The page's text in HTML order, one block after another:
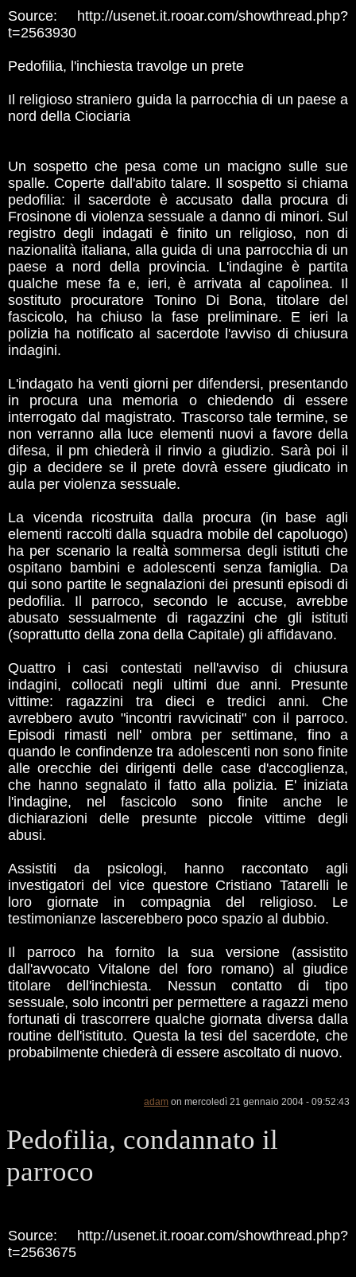
Source: http://usenet.it.rooar.com/showthread.php?
t=2563930
Pedofilia, l'inchiesta travolge un prete
Il religioso straniero guida la parrocchia di un paese a
nord della Ciociaria
Un sospetto che pesa come un macigno sulle sue
spalle. Coperte dall'abito talare. Il sospetto si chiama
pedofilia: il sacerdote è accusato dalla procura di
Frosinone di violenza sessuale a danno di minori. Sul
registro degli indagati è finito un religioso, non di
nazionalità italiana, alla guida di una parrocchia di un
paese a nord della provincia. L'indagine è partita
qualche mese fa e, ieri, è arrivata al capolinea. Il
sostituto procuratore Tonino Di Bona, titolare del
fascicolo, ha chiuso la fase preliminare. E ieri la
polizia ha notificato al sacerdote l'avviso di chiusura
indagini.
L'indagato ha venti giorni per difendersi, presentando
in procura una memoria o chiedendo di essere
interrogato dal magistrato. Trascorso tale termine, se
non verranno alla luce elementi nuovi a favore della
difesa, il pm chiederà il rinvio a giudizio. Sarà poi il
gip a decidere se il prete dovrà essere giudicato in
aula per violenza sessuale.
La vicenda ricostruita dalla procura (in base agli
elementi raccolti dalla squadra mobile del capoluogo)
ha per scenario la realtà sommersa degli istituti che
ospitano bambini e adolescenti senza famiglia. Da
qui sono partite le segnalazioni dei presunti episodi di
pedofilia. Il parroco, secondo le accuse, avrebbe
abusato sessualmente di ragazzini che gli istituti
(soprattutto della zona della Capitale) gli affidavano.
Quattro i casi contestati nell'avviso di chiusura
indagini, collocati negli ultimi due anni. Presunte
vittime: ragazzini tra dieci e tredici anni. Che
avrebbero avuto "incontri ravvicinati" con il parroco.
Episodi rimasti nell' ombra per settimane, fino a
quando le confindenze tra adolescenti non sono finite
alle orecchie dei dirigenti delle case d'accoglienza,
che hanno segnalato il fatto alla polizia. E' iniziata
l'indagine, nel fascicolo sono finite anche le
dichiarazioni delle presunte piccole vittime degli
abusi.
Assistiti da psicologi, hanno raccontato agli
investigatori del vice questore Cristiano Tatarelli le
loro giornate in compagnia del religioso. Le
testimonianze lascerebbero poco spazio al dubbio.
Il parroco ha fornito la sua versione (assistito
dall'avvocato Vitalone del foro romano) al giudice
titolare dell'inchiesta. Nessun contatto di tipo
sessuale, solo incontri per permettere a ragazzi meno
fortunati di trascorrere qualche giornata diversa dalla
routine dell'istituto. Questa la tesi del sacerdote, che
probabilmente chiederà di essere ascoltato di nuovo.
adam on mercoledì 21 gennaio 2004 - 09:52:43
Pedofilia, condannato il
parroco
Source: http://usenet.it.rooar.com/showthread.php?
t=2563675